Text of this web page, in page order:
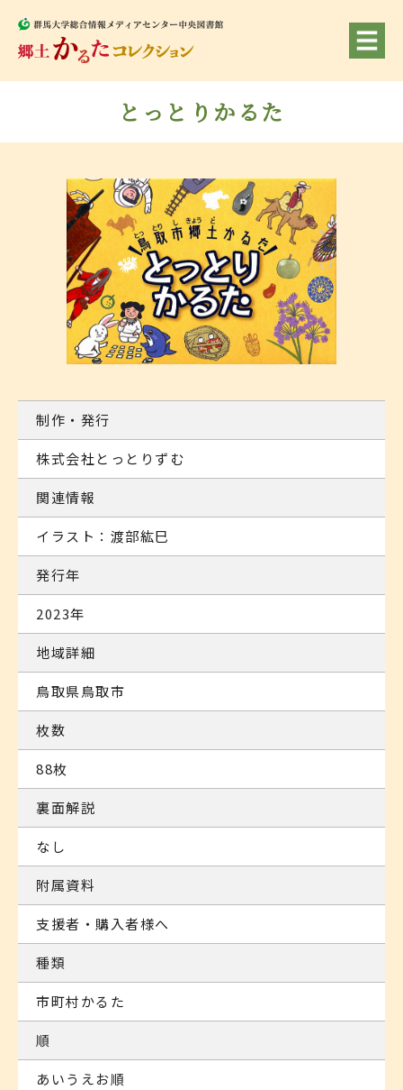
とっとりかるた
制作・発行
株式会社とっとりずむ
関連情報
イラスト：渡部紘巳
発行年
2023年
地域詳細
鳥取県鳥取市
枚数
88枚
裏面解説
なし
附属資料
支援者・購入者様へ
種類
市町村かるた
順
あいうえお順